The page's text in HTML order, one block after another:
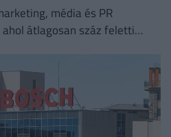
média és PR
átlagosan száz feletti